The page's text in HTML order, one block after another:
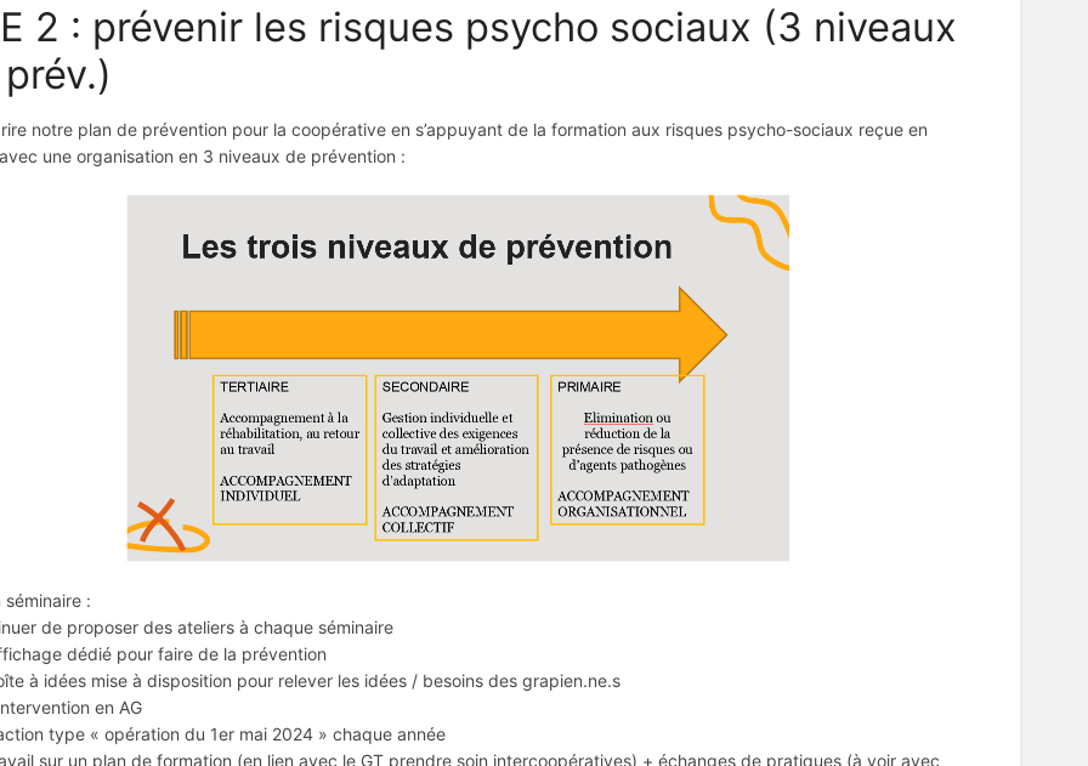
2 : prévenir les risques psycho sociaux (3 niveaux
notre plan de prévention pour la coopérative en s’appuyant de la formation aux risques psycho-sociaux reçue en
une organisation en 3 niveaux de prévention :
:
de proposer des ateliers à chaque séminaire
dédié pour faire de la prévention
à idées mise à disposition pour relever les idées / besoins des grapien.ne.s
en AG
type « opération du 1er mai 2024 » chaque année
sur un plan de formation (en lien avec le GT prendre soin intercoopératives) + échanges de pratiques (à voir avec